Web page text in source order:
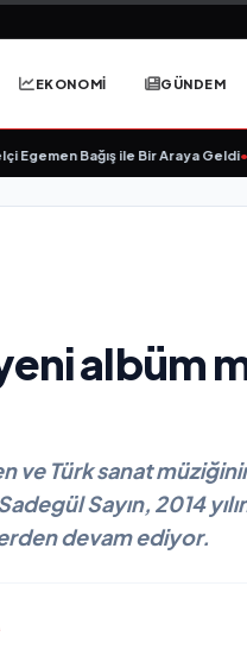
EKONOMİ GÜNDEM
Bağış ile Bir Araya Geldi•
albüm
ve Türk sanat
Sayın, 2014
devam ediyor.